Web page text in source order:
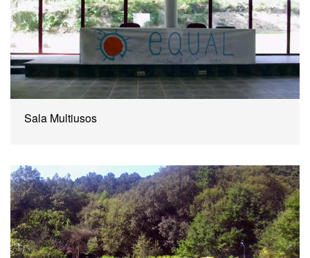
Sala Multiusos